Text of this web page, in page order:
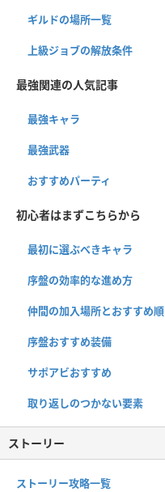
ギルドの場所一覧
上級ジョブの解放条件
最強関連の人気記事
最強キャラ
最強武器
おすすめパーティ
初心者はまずこちらから
最初に選ぶべきキャラ
序盤の効率的な進め方
仲間の加入場所とおすすめ順
序盤おすすめ装備
サポアビおすすめ
取り返しのつかない要素
ストーリー
ストーリー攻略一覧